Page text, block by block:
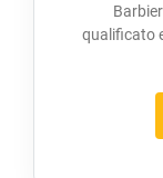
qualificato